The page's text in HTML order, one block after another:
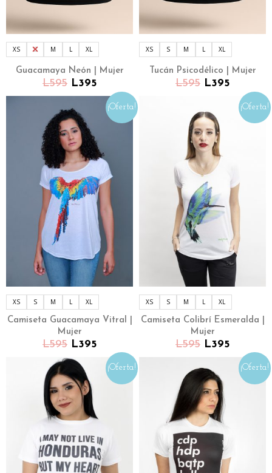
XS S M L XL
Guacamaya Neón | Mujer
L595 L395
XS S M L XL
Tucán Psicodélico | Mujer
L595 L395
¡Oferta!
XS S M L XL
Camiseta Guacamaya Vitral |
Mujer
L595 L395
¡Oferta!
XS S M L XL
Camiseta Colibrí Esmeralda |
Mujer
L595 L395
¡Oferta! ¡Oferta!